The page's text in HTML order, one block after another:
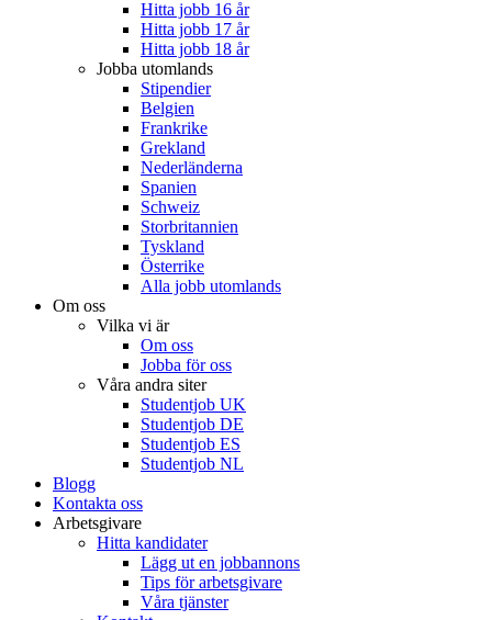
Hitta jobb 16 år
Hitta jobb 17 år
Hitta jobb 18 år
Jobba utomlands
Stipendier
Belgien
Frankrike
Grekland
Nederländerna
Spanien
Schweiz
Storbritannien
Tyskland
Österrike
Alla jobb utomlands
Om oss
Vilka vi är
Om oss
Jobba för oss
Våra andra siter
Studentjob UK
Studentjob DE
Studentjob ES
Studentjob NL
Blogg
Kontakta oss
Arbetsgivare
Hitta kandidater
Lägg ut en jobbannons
Tips för arbetsgivare
Våra tjänster